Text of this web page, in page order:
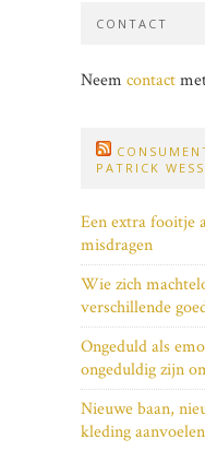
CONTACT
Neem contact
PATRICK
Een extra fooitje
misdragen
Wie zich
verschillende
Ongeduld als
ongeduldig zijn
Nieuwe baan,
kleding